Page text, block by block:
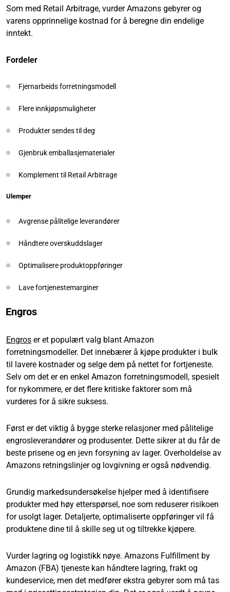
Som med Retail Arbitrage, vurder Amazons gebyrer og
varens opprinnelige kostnad for å beregne din endelige
inntekt.
Fordeler
Fjernarbeids forretningsmodell
Flere innkjøpsmuligheter
Produkter sendes til deg
Gjenbruk emballasjematerialer
Komplement til Retail Arbitrage
Ulemper
Avgrense pålitelige leverandører
Håndtere overskuddslager
Optimalisere produktoppføringer
Lave fortjenestemarginer
Engros
Engros er et populært valg blant Amazon
forretningsmodeller. Det innebærer å kjøpe produkter i bulk
til lavere kostnader og selge dem på nettet for fortjeneste.
Selv om det er en enkel Amazon forretningsmodell, spesielt
for nykommere, er det flere kritiske faktorer som må
vurderes for å sikre suksess.
Først er det viktig å bygge sterke relasjoner med pålitelige
engrosleverandører og produsenter. Dette sikrer at du får de
beste prisene og en jevn forsyning av lager. Overholdelse av
Amazons retningslinjer og lovgivning er også nødvendig.
Grundig markedsundersøkelse hjelper med å identifisere
produkter med høy etterspørsel, noe som reduserer risikoen
for usolgt lager. Detaljerte, optimaliserte oppføringer vil få
produktene dine til å skille seg ut og tiltrekke kjøpere.
Vurder lagring og logistikk nøye. Amazons Fulfillment by
Amazon (FBA) tjeneste kan håndtere lagring, frakt og
kundeservice, men det medfører ekstra gebyrer som må tas